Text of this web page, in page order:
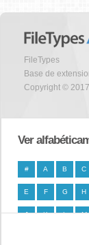
FileTypes
Base de
Copyright ©
Ver
# A B C
E F G H
J K L M